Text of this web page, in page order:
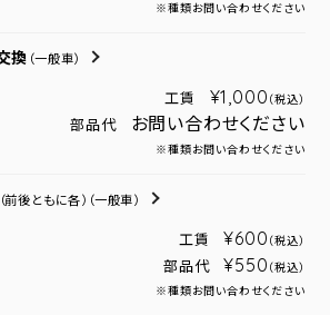
※種類お問い合わせください
換 （一般車）
工賃 ¥1,000 （税込）
部品代 お問い合わせください
※種類お問い合わせください
（前後ともに各） （一般車）
工賃 ¥600 （税込）
部品代 ¥550 （税込）
※種類お問い合わせください